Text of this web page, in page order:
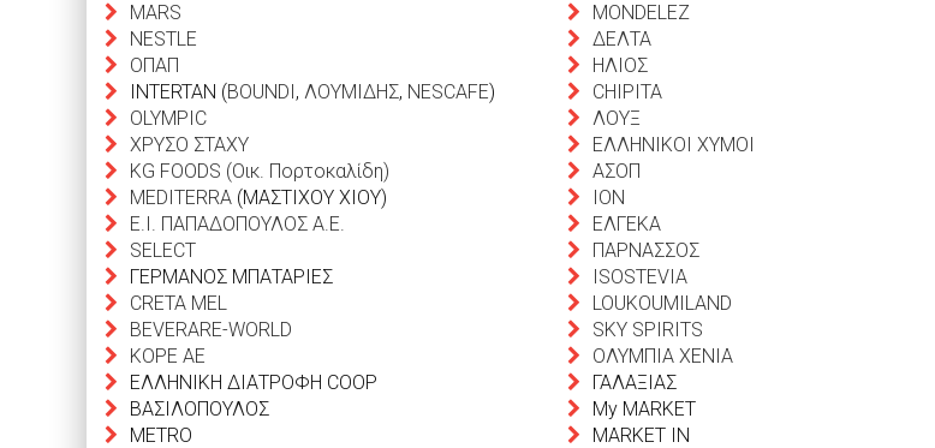
MARS
MONDELEZ
NESTLE
ΔΕΛΤΑ
ΟΠΑΠ
ΗΛΙΟΣ
INTERTAN (BOUNDI, ΛΟΥΜΙΔΗΣ, NESCAFE)
CHIPITA
OLYMPIC
ΛΟΥΞ
ΧΡΥΣΟ ΣΤΑΧΥ
ΕΛΛΗΝΙΚΟΙ ΧΥΜΟΙ
KG FOODS (Οικ. Πορτοκαλίδη)
AΣΟΠ
ΜEDITERRA (ΜΑΣΤΙΧΟΥ ΧΙΟΥ)
IΟΝ
E.I. ΠΑΠΑΔΟΠΟΥΛΟΣ A.E.
ΕΛΓΕΚΑ
SELECT
ΠΑΡΝΑΣΣΟΣ
ΓΕΡΜΑΝΟΣ ΜΠΑΤΑΡΙΕΣ
ISOSTEVIA
CRETA MEL
LOUKOUMILAND
BEVERARE-WORLD
SKY SPIRITS
KOΡE ΑΕ
ΟΛΥΜΠΙΑ ΧΕΝΙΑ
ΕΛΛΗΝΙΚΗ ΔΙΑΤΡΟΦΗ COOP
ΓΑΛΑΞΙΑΣ
ΒΑΣΙΛΟΠΟΥΛΟΣ
My MARKET
METRO
MARKET IN